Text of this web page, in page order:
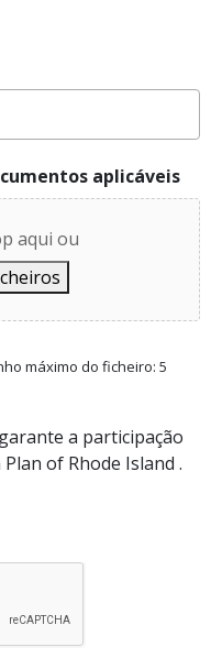
aplicáveis
aqui ou
máximo do ficheiro: 5
a participação
of Rhode Island .